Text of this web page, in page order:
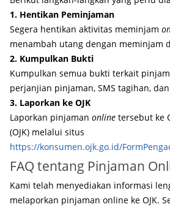
1. Hentikan Peminjaman
Segera hentikan aktivitas meminjam
menambah utang dengan meminjam
2. Kumpulkan Bukti
Kumpulkan semua bukti terkait
perjanjian pinjaman, SMS tagihan,
3. Laporkan ke OJK
Laporkan pinjaman online tersebut ke
(OJK) melalui situs
https://konsumen.ojk.go.id/
FAQ tentang Pinjaman
Kami telah menyediakan informasi
melaporkan pinjaman online ke OJK.